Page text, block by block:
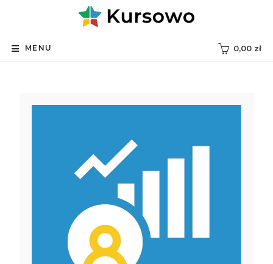
MENU 0,00 zł